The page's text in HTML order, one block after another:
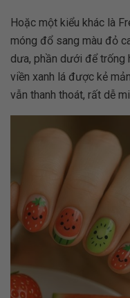
Hoặc một kiểu khác là
móng đổ sang màu đỏ
dưa, phần dưới để trống
viền xanh lá được kẻ
vẫn thanh thoát, rất dễ